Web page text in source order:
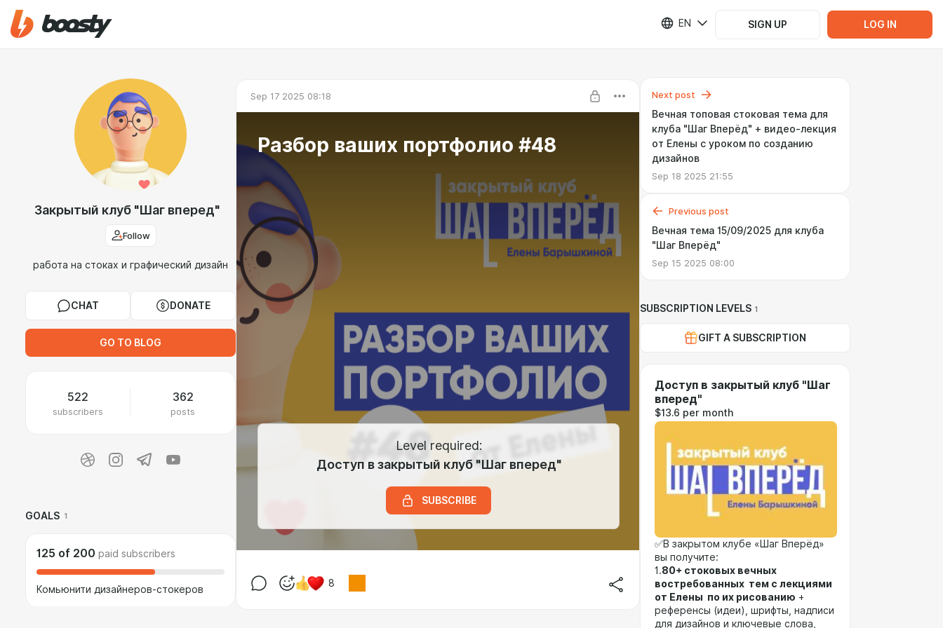
EN SIGN UP LOG IN
Закрытый клуб "Шаг вперед"
Follow
работа на стоках и графический дизайн
CHAT DONATE
GO TO BLOG
522
subscribers
362
posts
GOALS 1
125 of 200 paid subscribers
Комьюнити дизайнеров-стокеров
Sep 17 2025 08:18
Разбор ваших портфолио #48
Level required:
Доступ в закрытый клуб "Шаг вперед"
SUBSCRIBE
8
Next post
Вечная топовая стоковая тема для
клуба "Шаг Вперёд" + видео-лекция
от Елены с уроком по созданию
дизайнов
Sep 18 2025 21:55
Previous post
Вечная тема 15/09/2025 для клуба
"Шаг Вперёд"
Sep 15 2025 08:00
SUBSCRIPTION LEVELS 1
GIFT A SUBSCRIPTION
Доступ в закрытый клуб "Шаг
вперед"
$13.6 per month
✅В закрытом клубе «Шаг Вперёд»
вы получите:
1.80+ стоковых вечных
востребованных тем с лекциями
от Елены по их рисованию +
референсы (идеи), шрифты, надписи
для дизайнов и ключевые слова,